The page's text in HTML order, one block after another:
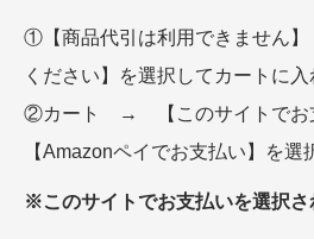
①【商品代引は利用できません】
ください】を選択してカートに入
②カート → 【このサイトでお
【Amazonペイでお支払い】を選
※このサイトでお支払いを選択